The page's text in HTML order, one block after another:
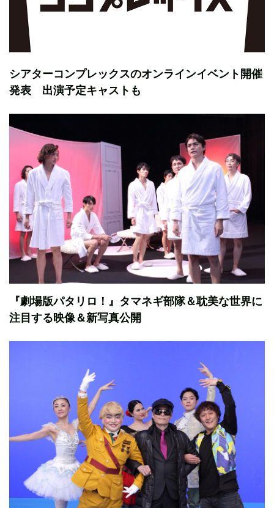
シアターコンプレックスのオンラインイベント開催
発表 出演予定キャストも
『劇場版パタリロ！』タマネギ部隊＆耽美な世界に
注目する映像＆新写真公開